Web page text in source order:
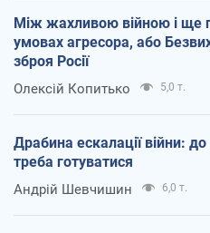
Між жахливою війною і ще
умовах агресора, або
зброя Росії
Олексій Копитько 5,0 т.
Драбина ескалації війни:
треба готуватися
Андрій Шевчишин 6,0 т.